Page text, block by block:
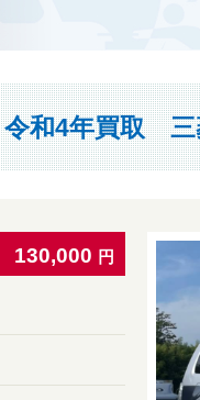
和4年買取
130,000 円